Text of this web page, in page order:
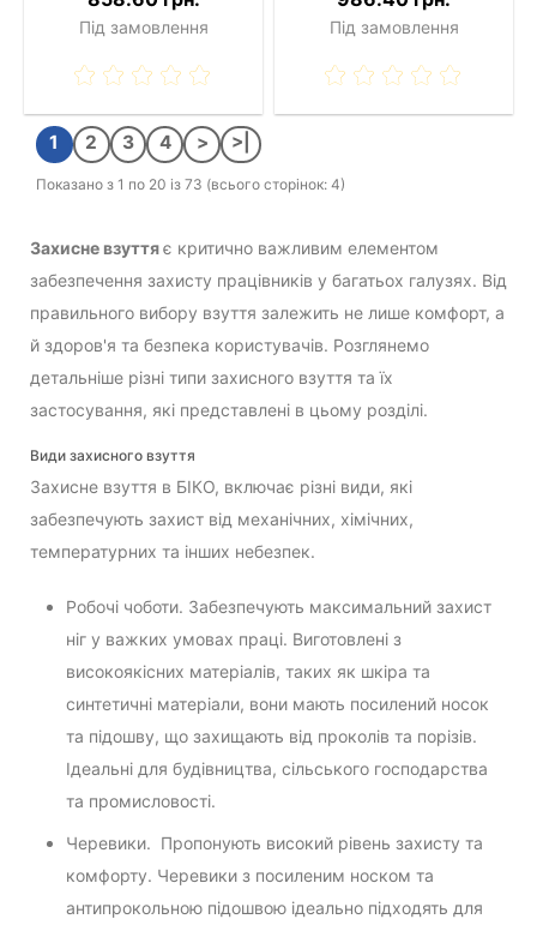
Під замовлення Під замовлення
1 2 3 4 > >|
Показано з 1 по 20 із 73 (всього сторінок: 4)
Захисне взуттяє критично важливим елементом
забезпечення захисту працівників у багатьох галузях. Від
правильного вибору взуття залежить не лише комфорт, а
й здоров'я та безпека користувачів. Розглянемо
детальніше різні типи захисного взуття та їх
застосування, які представлені в цьому розділі.
Види захисного взуття
Захисне взуття в БІКО, включає різні види, які
забезпечують захист від механічних, хімічних,
температурних та інших небезпек.
Робочі чоботи. Забезпечують максимальний захист
ніг у важких умовах праці. Виготовлені з
високоякісних матеріалів, таких як шкіра та
синтетичні матеріали, вони мають посилений носок
та підошву, що захищають від проколів та порізів.
Ідеальні для будівництва, сільського господарства
та промисловості.
Черевики. Пропонують високий рівень захисту та
комфорту. Черевики з посиленим носком та
антипрокольною підошвою ідеально підходять для